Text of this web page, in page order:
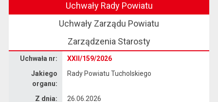
Uchwały Rady Powiatu
Uchwały Zarządu Powiatu
Zarządzenia Starosty
Uchwała nr:
XXII/159/2026
Jakiego
organu:
Rady Powiatu Tucholskiego
Z dnia:
26.06.2026